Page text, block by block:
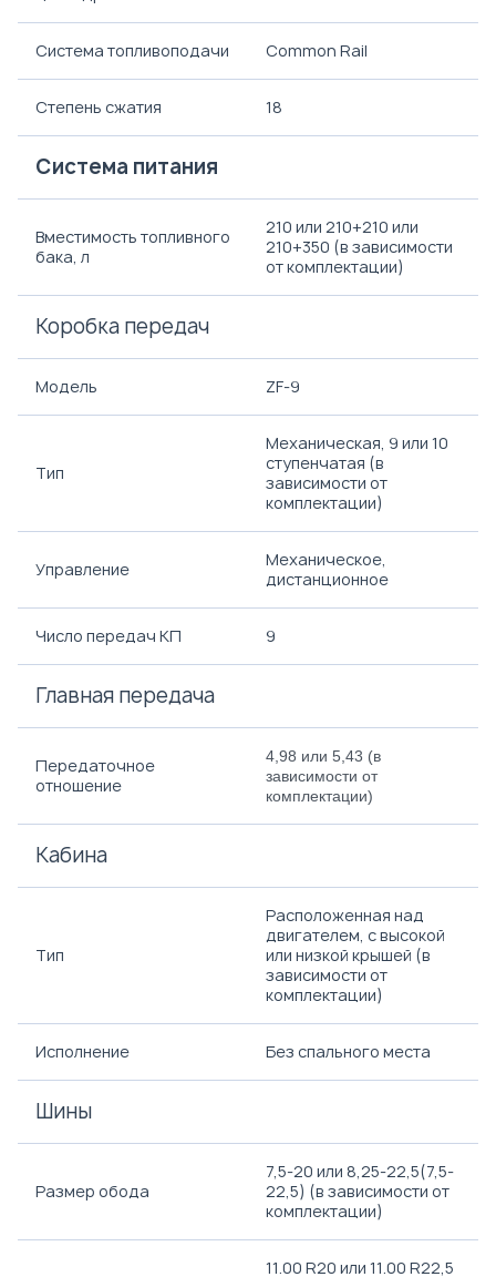
Система топливоподачи Common Rail
Степень сжатия 18
Система питания
Вместимость топливного
бака, л
210 или 210+210 или
210+350 (в зависимости
от комплектации)
Коробка передач
Модель ZF-9
Тип
Механическая, 9 или 10
ступенчатая (в
зависимости от
комплектации)
Управление
Механическое,
дистанционное
Число передач КП 9
Главная передача
Передаточное
отношение
4,98 или 5,43 (в
зависимости от
комплектации)
Кабина
Тип
Расположенная над
двигателем, с высокой
или низкой крышей (в
зависимости от
комплектации)
Исполнение Без спального места
Шины
Размер обода
7,5-20 или 8,25-22,5(7,5-
22,5) (в зависимости от
комплектации)
11.00 R20 или 11.00 R22,5